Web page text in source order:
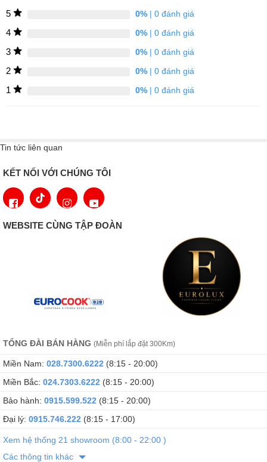
5 0%| 0 đánh giá
4 0%| 0 đánh giá
3 0%| 0 đánh giá
2 0%| 0 đánh giá
1 0%| 0 đánh giá
Tin tức liên quan
KẾT NỐI VỚI CHÚNG TÔI
WEBSITE CÙNG TẬP ĐOÀN
TỔNG ĐÀI BÁN HÀNG (Miễn phí lắp đặt 300Km)
Miền Nam: 028.7300.6222 (8:15 - 20:00)
Miền Bắc: 024.7303.6222 (8:15 - 20:00)
Bảo hành: 0915.599.522 (8:15 - 20:00)
Đại lý: 0915.746.222 (8:15 - 17:00)
Xem hệ thống 21 showroom (8:00 - 22:00 )
Các thông tin khác